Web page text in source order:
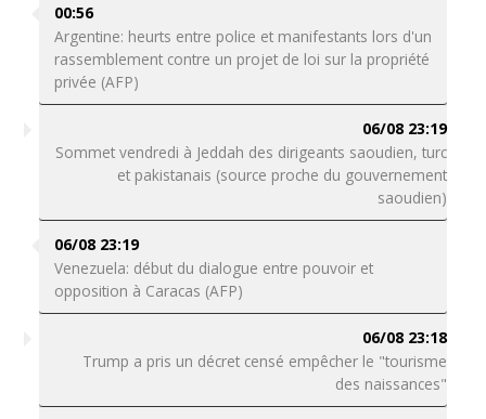
00:56
Argentine: heurts entre police et manifestants lors d'un
rassemblement contre un projet de loi sur la propriété
privée (AFP)
06/08 23:19
Sommet vendredi à Jeddah des dirigeants saoudien, turc
et pakistanais (source proche du gouvernement
saoudien)
06/08 23:19
Venezuela: début du dialogue entre pouvoir et
opposition à Caracas (AFP)
06/08 23:18
Trump a pris un décret censé empêcher le "tourisme
des naissances"